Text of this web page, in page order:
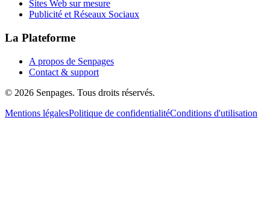
Sites Web sur mesure
Publicité et Réseaux Sociaux
La Plateforme
A propos de Senpages
Contact & support
© 2026 Senpages. Tous droits réservés.
Mentions légalesPolitique de confidentialitéConditions d'utilisation